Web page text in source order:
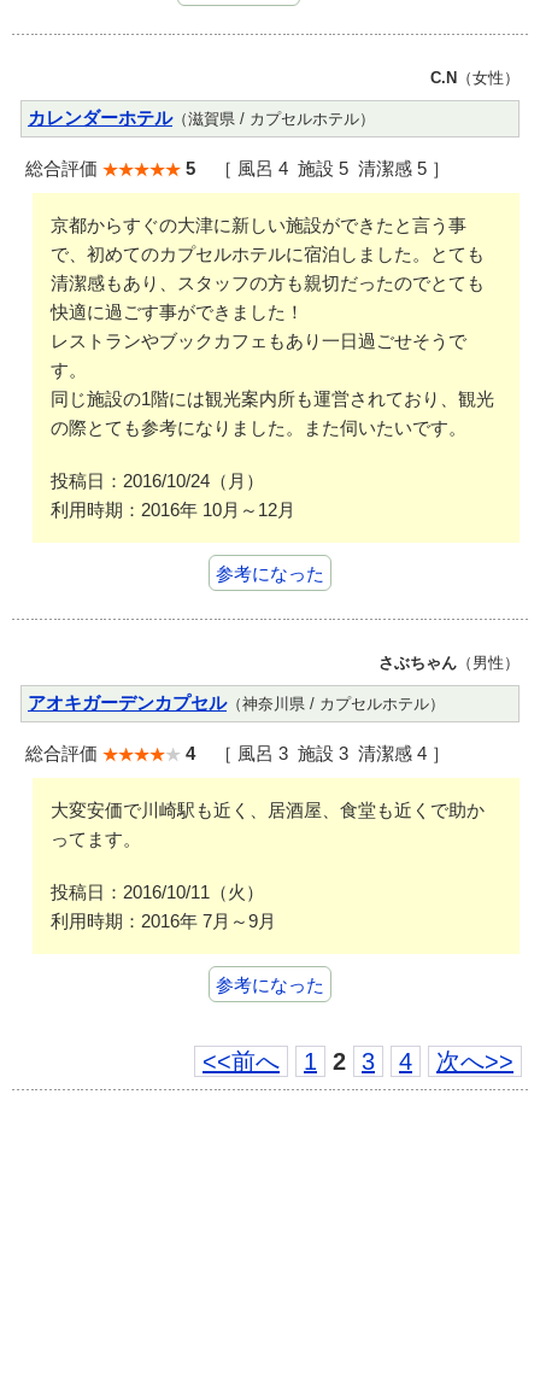
C.N （女性）
カレンダーホテル（滋賀県 / カプセルホテル）
総合評価 5 ［ 風呂 4 施設 5 清潔感 5 ］
京都からすぐの大津に新しい施設ができたと言う事
で、初めてのカプセルホテルに宿泊しました。とても
清潔感もあり、スタッフの方も親切だったのでとても
快適に過ごす事ができました！
レストランやブックカフェもあり一日過ごせそうで
す。
同じ施設の1階には観光案内所も運営されており、観光
の際とても参考になりました。また伺いたいです。
投稿日：2016/10/24（月）
利用時期：2016年 10月～12月
参考になった
さぶちゃん （男性）
アオキガーデンカプセル（神奈川県 / カプセルホテル）
総合評価 4［ 風呂 3 施設 3 清潔感 4 ］
大変安価で川崎駅も近く、居酒屋、食堂も近くで助か
ってます。
投稿日：2016/10/11（火）
利用時期：2016年 7月～9月
参考になった
<<前へ 1 2 3 4 次へ>>